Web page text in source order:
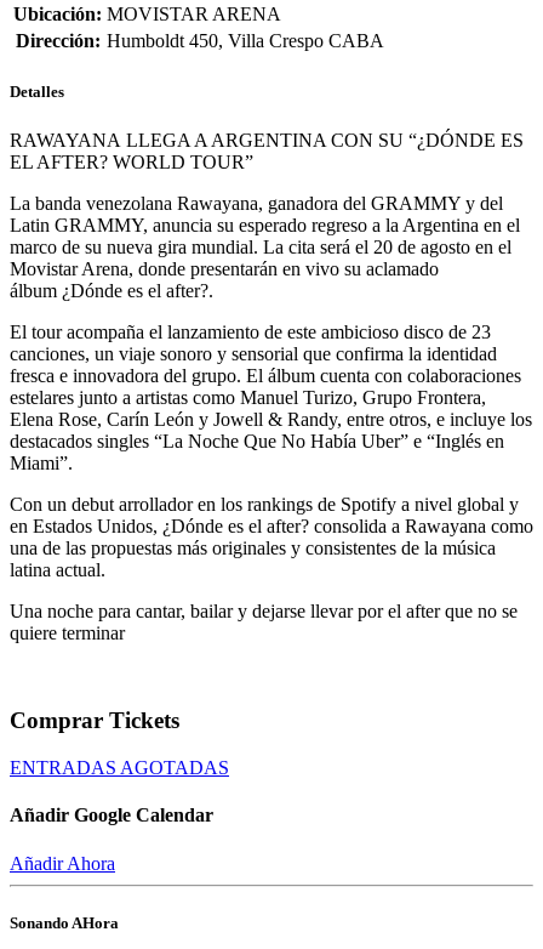
Ubicación: MOVISTAR ARENA
Dirección: Humboldt 450, Villa Crespo CABA
Detalles
RAWAYANA LLEGA A ARGENTINA CON SU “¿DÓNDE ES
EL AFTER? WORLD TOUR”
La banda venezolana Rawayana, ganadora del GRAMMY y del
Latin GRAMMY, anuncia su esperado regreso a la Argentina en el
marco de su nueva gira mundial. La cita será el 20 de agosto en el
Movistar Arena, donde presentarán en vivo su aclamado
álbum ¿Dónde es el after?.
El tour acompaña el lanzamiento de este ambicioso disco de 23
canciones, un viaje sonoro y sensorial que confirma la identidad
fresca e innovadora del grupo. El álbum cuenta con colaboraciones
estelares junto a artistas como Manuel Turizo, Grupo Frontera,
Elena Rose, Carín León y Jowell & Randy, entre otros, e incluye los
destacados singles “La Noche Que No Había Uber” e “Inglés en
Miami”.
Con un debut arrollador en los rankings de Spotify a nivel global y
en Estados Unidos, ¿Dónde es el after? consolida a Rawayana como
una de las propuestas más originales y consistentes de la música
latina actual.
Una noche para cantar, bailar y dejarse llevar por el after que no se
quiere terminar
Comprar Tickets
ENTRADAS AGOTADAS
Añadir Google Calendar
Añadir Ahora
Sonando AHora